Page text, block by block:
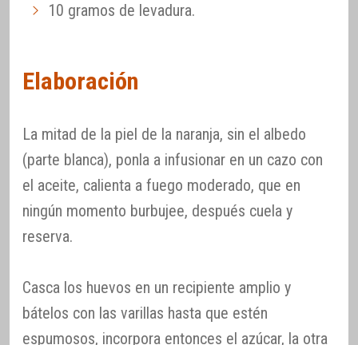
10 gramos de levadura.
Elaboración
La mitad de la piel de la naranja, sin el albedo
(parte blanca), ponla a infusionar en un cazo con
el aceite, calienta a fuego moderado, que en
ningún momento burbujee, después cuela y
reserva.
Casca los huevos en un recipiente amplio y
bátelos con las varillas hasta que estén
espumosos, incorpora entonces el azúcar, la otra